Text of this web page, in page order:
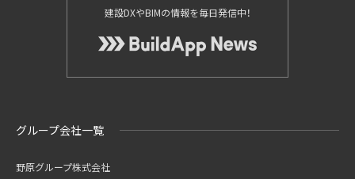
建設DXやBIMの情報を毎日発信中！
グループ会社一覧
野原グループ株式会社